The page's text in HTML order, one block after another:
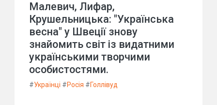
Малевич, Лифар,
Крушельницька: "Українська
весна" у Швеції знову
знайомить світ із видатними
українськими творчими
особистостями.
#Українці #Росія #Голлівуд